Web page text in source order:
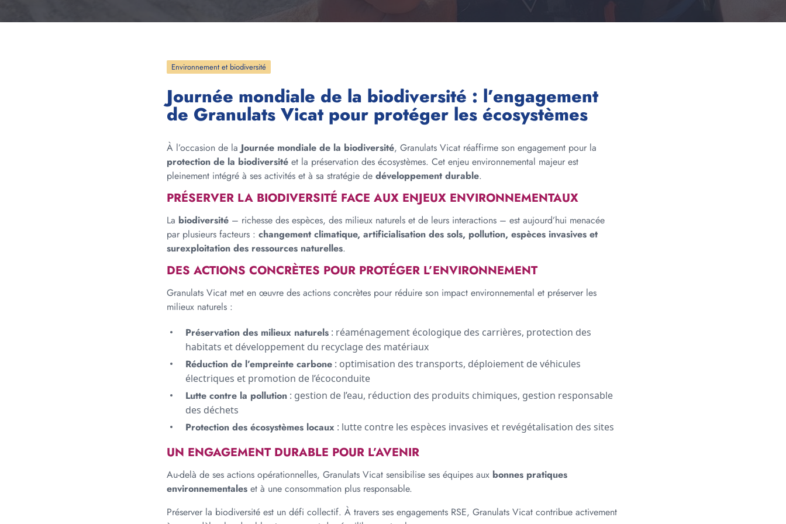
Environnement et biodiversité
Journée mondiale de la biodiversité : l’engagement
de Granulats Vicat pour protéger les écosystèmes
À l’occasion de la Journée mondiale de la biodiversité, Granulats Vicat réaffirme son engagement pour la
protection de la biodiversité et la préservation des écosystèmes. Cet enjeu environnemental majeur est
pleinement intégré à ses activités et à sa stratégie dedéveloppement durable.
PRÉSERVER LA BIODIVERSITÉ FACE AUX ENJEUX ENVIRONNEMENTAUX
La biodiversité – richesse des espèces, des milieux naturels et de leurs interactions – est aujourd’hui menacée
par plusieurs facteurs :changement climatique, artificialisation des sols, pollution, espèces invasives et
surexploitation des ressources naturelles.
DES ACTIONS CONCRÈTES POUR PROTÉGER L’ENVIRONNEMENT
Granulats Vicat met en œuvre des actions concrètes pour réduire son impact environnemental et préserver les
milieux naturels :
Préservation des milieux naturels : réaménagement écologique des carrières, protection des
habitats et développement du recyclage des matériaux
Réduction de l’empreinte carbone : optimisation des transports, déploiement de véhicules
électriques et promotion de l’écoconduite
Lutte contre la pollution : gestion de l’eau, réduction des produits chimiques, gestion responsable
des déchets
Protection des écosystèmes locaux : lutte contre les espèces invasives et revégétalisation des sites
UN ENGAGEMENT DURABLE POUR L’AVENIR
Au-delà de ses actions opérationnelles, Granulats Vicat sensibilise ses équipes aux bonnes pratiques
environnementales et à une consommation plus responsable.
Préserver la biodiversité est un défi collectif. À travers ses engagements RSE, Granulats Vicat contribue activement